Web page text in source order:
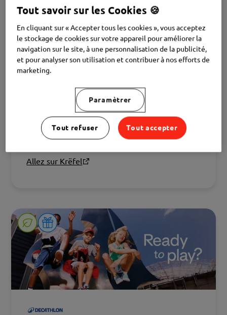
Krëfel
Électronique et gros électroménager.
Allez sur Krëfel
Tout savoir sur les Cookies 🍪
En cliquant sur « Accepter tous les cookies », vous acceptez
le stockage de cookies sur votre appareil pour améliorer la
navigation sur le site, à une personnalisation de la publicité,
et pour analyser son utilisation et contribuer à nos efforts de
marketing.
Paramètrer
Tout refuser Tout accepter